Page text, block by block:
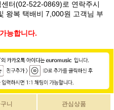
터(02-522-0869)로 연락주시
왕복 택배비 7,000원 고객님 부
능합니다.
니 관심상품